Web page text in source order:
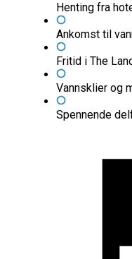
Henting fra
Ankomst til
Fritid i The
Vannsklier og
Spennende